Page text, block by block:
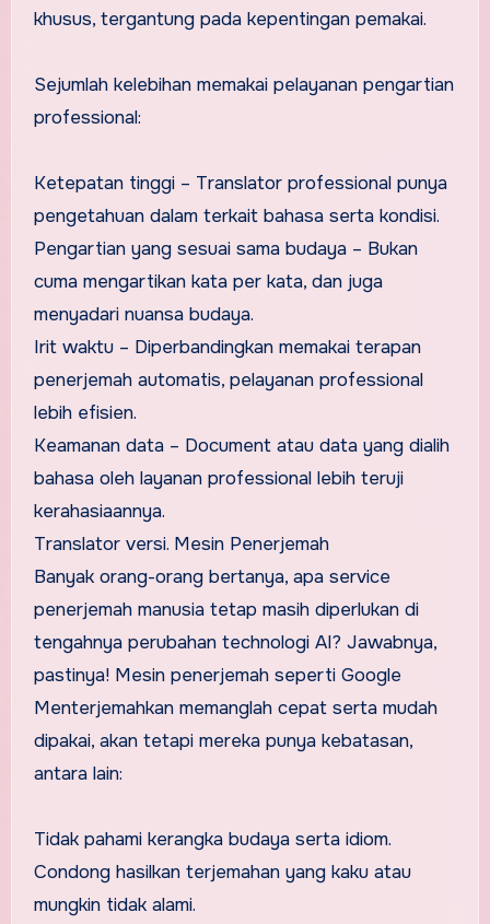
khusus, tergantung pada kepentingan pemakai.
Sejumlah kelebihan memakai pelayanan pengartian
professional:
Ketepatan tinggi – Translator professional punya
pengetahuan dalam terkait bahasa serta kondisi.
Pengartian yang sesuai sama budaya – Bukan
cuma mengartikan kata per kata, dan juga
menyadari nuansa budaya.
Irit waktu – Diperbandingkan memakai terapan
penerjemah automatis, pelayanan professional
lebih efisien.
Keamanan data – Document atau data yang dialih
bahasa oleh layanan professional lebih teruji
kerahasiaannya.
Translator versi. Mesin Penerjemah
Banyak orang-orang bertanya, apa service
penerjemah manusia tetap masih diperlukan di
tengahnya perubahan technologi AI? Jawabnya,
pastinya! Mesin penerjemah seperti Google
Menterjemahkan memanglah cepat serta mudah
dipakai, akan tetapi mereka punya kebatasan,
antara lain:
Tidak pahami kerangka budaya serta idiom.
Condong hasilkan terjemahan yang kaku atau
mungkin tidak alami.